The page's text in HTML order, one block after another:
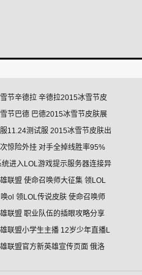
节辛德拉 辛德拉2015冰雪节皮
节巴德 巴德2015冰雪节皮肤展
11.24测试服 2015冰雪节皮肤出
惊险外挂 对手全掉线胜率95%
进入LOL游戏提示服务器连接异
联盟 使命召唤师大征集 领LOL
ol 领LOL传说皮肤 使命召唤师
联盟 职业队伍的插眼攻略分享
联盟小学生主播 12岁少年直播L
联盟官方新英雄宣传页面 俄洛